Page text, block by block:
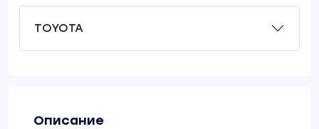
TOYOTA
Описание